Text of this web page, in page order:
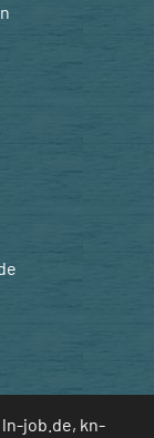
job.de, kn-